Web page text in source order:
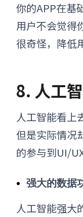
你的APP在基
用户不会觉得
很奇怪，降低
8. 人工
人工智能看上
但是实际情况
的参与到UI/
强大的数据
人工智能强大